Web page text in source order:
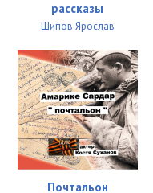
рассказы
Шипов Ярослав
Почтальон